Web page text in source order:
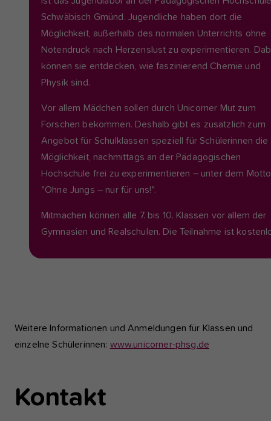
Schwäbisch Gmünd. Jugendliche haben dort die
Möglichkeit, außerhalb des normalen Unterrichts ohne
Notendruck nach Herzenslust zu experimentieren.
können sie entdecken, wie faszinierend Chemie und
Physik sind.
Vor allem Mädchen sollen durch Unicorner Mut zum
Forschen bekommen. Deshalb gibt es zusätzlich zum
Angebot für Schulklassen speziell für Schülerinnen die
Möglichkeit, nachmittags an der Pädagogischen
Hochschule frei zu experimentieren – unter dem Motto
"Ohne Jungs – nur für uns!".
Mitmachen können alle 7. bis 10. Klassen vor allem der
Gymnasien und Realschulen. Die Teilnahme ist
version
Weitere Informationen und Anmeldungen für Klassen und
einzelne Schülerinnen: www.unicorner-phsg.de
Kontakt